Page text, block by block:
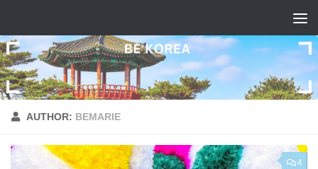
AUTHOR: BEMARIE
4